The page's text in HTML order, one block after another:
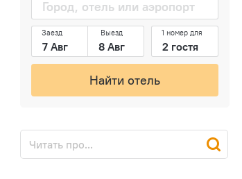
Заезд Выезд 1 номер для
Найти отель